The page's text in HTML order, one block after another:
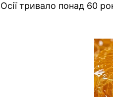
Осії тривало понад 60